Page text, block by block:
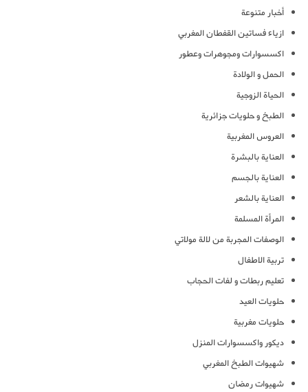
أخبار متنوعة
ازياء فساتين القفطان المغربي
اكسسوارات ومجوهرات وعطور
الحمل و الولادة
الحياة الزوجية
الطبخ و حلويات جزائرية
العروس المغربية
العناية بالبشرة
العناية بالجسم
العناية بالشعر
المرأة المسلمة
الوصفات المجربة من لالة مولاتي
تربية الاطفال
تعليم ربطات و لفات الحجاب
حلويات العيد
حلويات مغربية
ديكور واكسسوارات المنزل
شهيوات الطبخ المغربي
شهيوات رمضان